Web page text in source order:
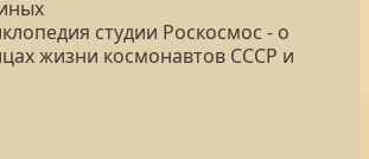
студии Роскосмос - о
жизни космонавтов СССР и